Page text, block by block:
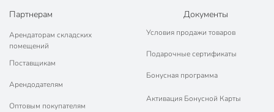
Партнерам
Арендаторам складских
помещений
Поставщикам
Арендодателям
Оптовым покупателям
Документы
Условия продажи товаров
Подарочные сертификаты
Бонусная программа
Активация Бонусной Карты